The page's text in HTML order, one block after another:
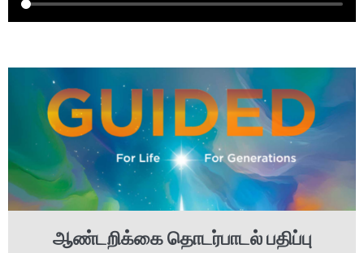
ஆண்டறிக்கை தொடர்பாடல் பதிப்பு